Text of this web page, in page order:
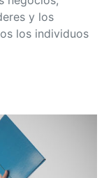
y los
los individuos